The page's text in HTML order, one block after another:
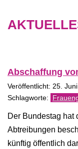
Abschaffung
Veröffentlicht: 25.
Der Bundestag hat
Abtreibungen
künftig öffentlich